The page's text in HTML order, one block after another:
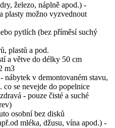
železo, náplně apod.) -
plasty možno vyzvednout
pytlích (bez příměsí suchý
plastů a pod.
a větve do délky 50 cm
m3
nábytek v demontovaném stavu,
co se nevejde do popelnice
- pouze čisté a suché
osobní bez disků
mléka, džusu, vína apod.) -